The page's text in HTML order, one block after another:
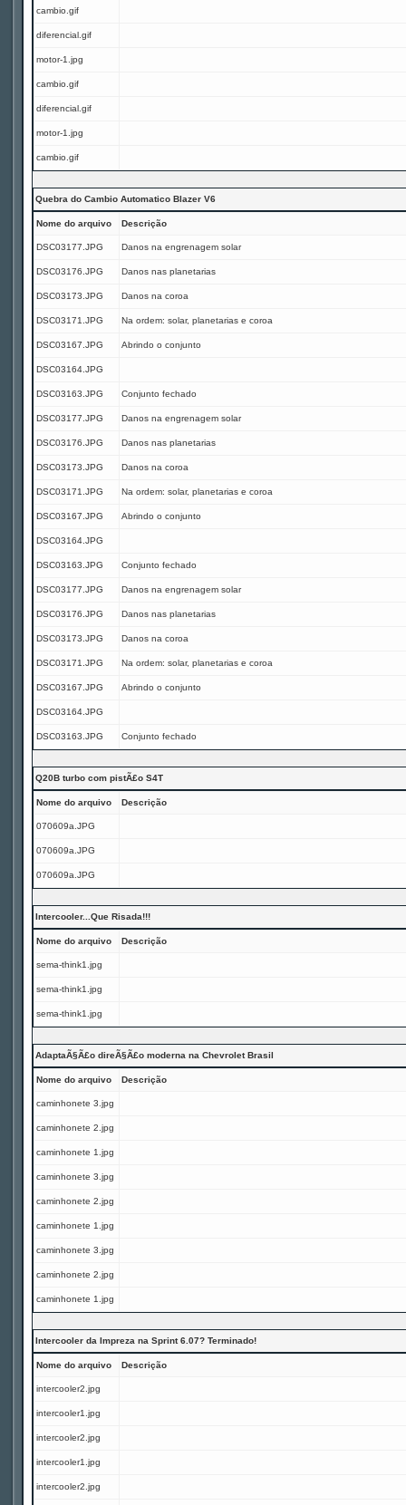
cambio.gif
diferencial.gif
motor-1.jpg
cambio.gif
diferencial.gif
motor-1.jpg
cambio.gif
Quebra do Cambio Automatico Blazer V6
Nome do arquivo Descrição
DSC03177.JPG Danos na engrenagem solar
DSC03176.JPG Danos nas planetarias
DSC03173.JPG Danos na coroa
DSC03171.JPG Na ordem: solar, planetarias e coroa
DSC03167.JPG Abrindo o conjunto
DSC03164.JPG
DSC03163.JPG Conjunto fechado
DSC03177.JPG Danos na engrenagem solar
DSC03176.JPG Danos nas planetarias
DSC03173.JPG Danos na coroa
DSC03171.JPG Na ordem: solar, planetarias e coroa
DSC03167.JPG Abrindo o conjunto
DSC03164.JPG
DSC03163.JPG Conjunto fechado
DSC03177.JPG Danos na engrenagem solar
DSC03176.JPG Danos nas planetarias
DSC03173.JPG Danos na coroa
DSC03171.JPG Na ordem: solar, planetarias e coroa
DSC03167.JPG Abrindo o conjunto
DSC03164.JPG
DSC03163.JPG Conjunto fechado
Q20B turbo com pistÃ£o S4T
Nome do arquivo Descrição
070609a.JPG
070609a.JPG
070609a.JPG
Intercooler...Que Risada!!!
Nome do arquivo Descrição
sema-think1.jpg
sema-think1.jpg
sema-think1.jpg
AdaptaÃ§Ã£o direÃ§Ã£o moderna na Chevrolet Brasil
Nome do arquivo Descrição
caminhonete 3.jpg
caminhonete 2.jpg
caminhonete 1.jpg
caminhonete 3.jpg
caminhonete 2.jpg
caminhonete 1.jpg
caminhonete 3.jpg
caminhonete 2.jpg
caminhonete 1.jpg
Intercooler da Impreza na Sprint 6.07? Terminado!
Nome do arquivo Descrição
intercooler2.jpg
intercooler1.jpg
intercooler2.jpg
intercooler1.jpg
intercooler2.jpg